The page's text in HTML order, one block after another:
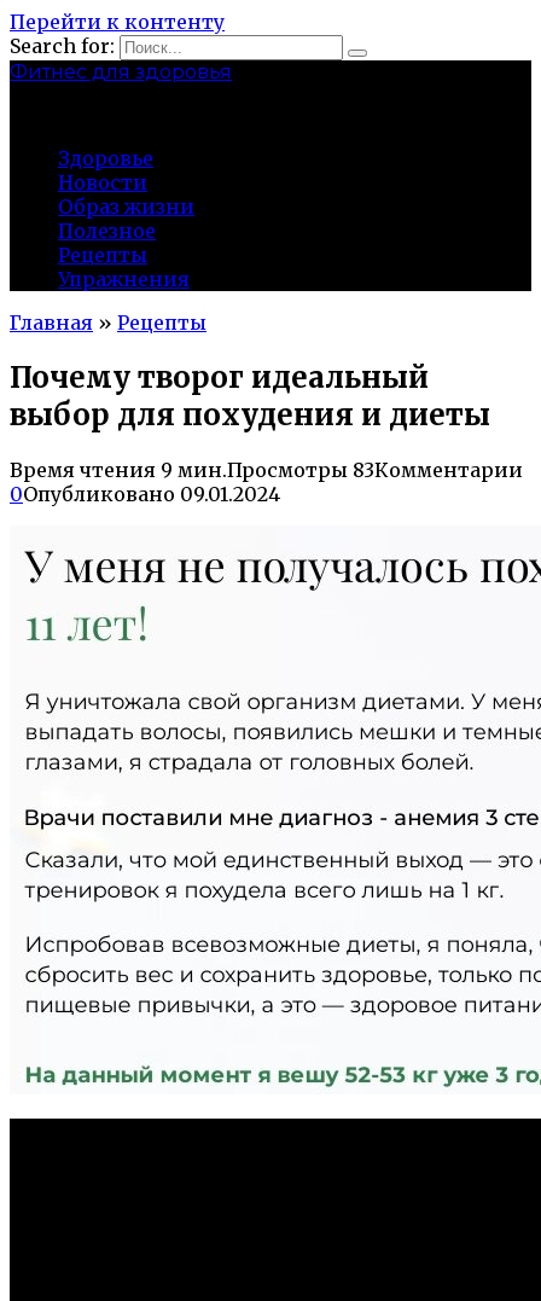
Перейти к контенту
Search for:
Фитнес для здоровья
Здоровье
Новости
Образ жизни
Полезное
Рецепты
Упражнения
Главная » Рецепты
Почему творог идеальный
выбор для похудения и диеты
Время чтения 9 мин.Просмотры 83Комментарии
0Опубликовано 09.01.2024